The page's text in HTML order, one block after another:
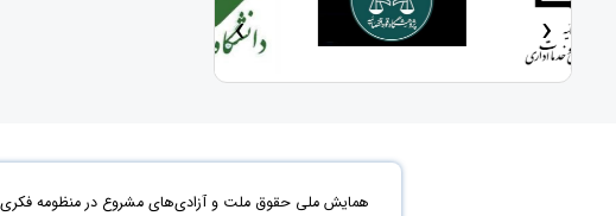
‹ ›
همایش ملی حقوق ملت و آزادی‌های مشروع در منظومه فکری